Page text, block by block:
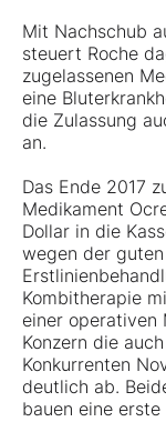
Mit Nachschub
steuert Roche
zugelassenen
eine
die Zulassung
an.
Das Ende 2017
Medikament
Dollar in die
wegen der
Kombitherapie
einer operativen
Konzern die
Konkurrenten
deutlich ab.
bauen eine erste